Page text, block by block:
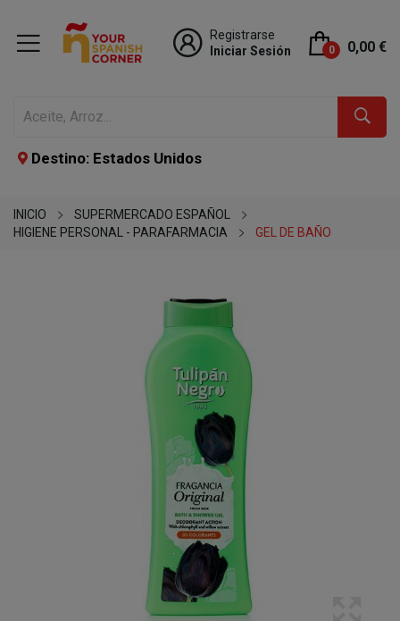
Registrarse
Iniciar Sesión
0 0,00 €
Destino: Estados Unidos
INICIO
SUPERMERCADO ESPAÑOL
HIGIENE PERSONAL - PARAFARMACIA
GEL DE BAÑO